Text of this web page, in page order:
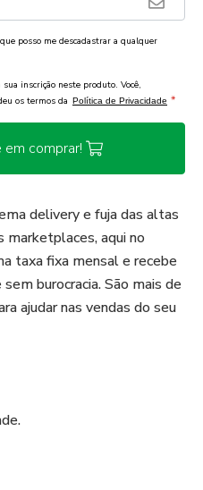
posso me descadastrar a qualquer
inscrição neste produto. Você,
os termos da Política de Privacidade *
comprar!
delivery e fuja das altas
marketplaces, aqui no
taxa fixa mensal e recebe
burocracia. São mais de
ajudar nas vendas do seu